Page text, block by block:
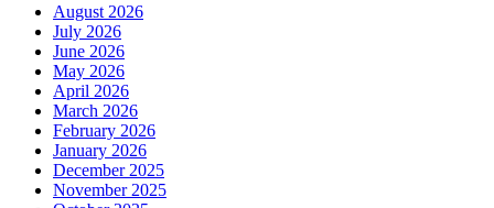
August 2026
July 2026
June 2026
May 2026
April 2026
March 2026
February 2026
January 2026
December 2025
November 2025